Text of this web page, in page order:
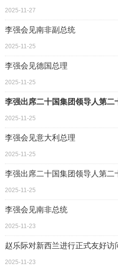
2025-11-27
李强会见南非副总统
2025-11-25
李强会见德国总理
2025-11-25
李强出席二十国集团领导人第
2025-11-25
李强会见意大利总理
2025-11-25
李强出席二十国集团领导人第二
2025-11-25
李强会见南非总统
2025-11-23
赵乐际对新西兰进行正式友好访
2025-11-23